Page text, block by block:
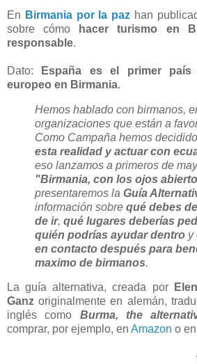
En Birmania por la paz han
sobre cómo
hacer turismo en
responsable.
Dato:
España es el primer
europeo en Birmania.
Hemos hablado con birmanos,
organizaciones que están a
Como Campaña hemos decidido
esta realidad y actuar con
eso lanzamos a primeros de
"Birmania, con los ojos
presentaremos la Guía
información sobre qué debes
de ir, qué lugares deberías
quién podrías ayudar dentro y
en contacto después para
maximo de birmanos.
La guía alternativa, creada por
Ganz originalmente en alemán,
inglés como Burma, the
comprar, por ejemplo, en Amazon o en